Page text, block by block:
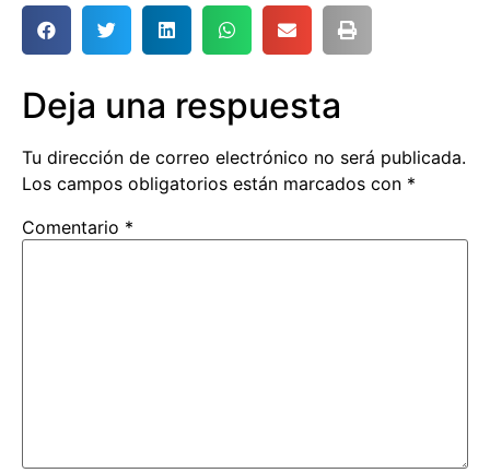
Deja una respuesta
Tu dirección de correo electrónico no será publicada.
Los campos obligatorios están marcados con *
Comentario *